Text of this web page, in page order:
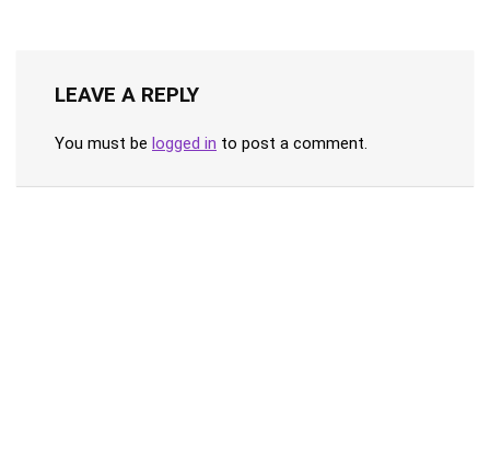
LEAVE A REPLY
You must be logged in to post a comment.